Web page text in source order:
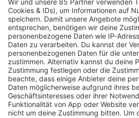
MYBOB-APP IM GOOGLE PLAY STORE
MYBOB-APP IM ITUNES APP STORE